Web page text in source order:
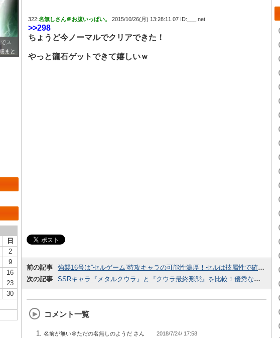
ス
まと
日
2
9
16
23
30
322:名無しさん＠お腹いっぱい。 2015/10/26(月) 13:28:11.07 ID:___.net
>>298
ちょうど今ノーマルでクリアできた！
やっと龍石ゲットできて嬉しいｗ
前の記事
強襲16号は”セルゲーム”特攻キャラの可能性濃厚！セルは技属性で確定だろうな！
次の記事
SSRキャラ『メタルクウラ』と『クウラ最終形態』を比較！優秀なカードはどちらか調べてみた結果！
コメント一覧
名前が無い＠ただの名無しのようだ 2018/7/24/ 17:58